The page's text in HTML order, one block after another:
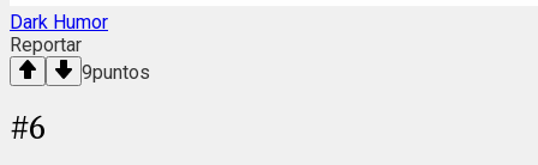
Dark Humor
Reportar
9puntos
#6